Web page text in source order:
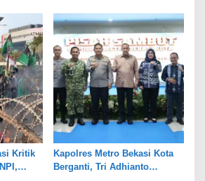
Hari Besar
Kritik
Kapolres Metro Bekasi Kota
Berganti, Tri Adhianto